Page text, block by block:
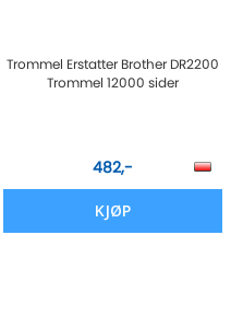
Trommel Erstatter Brother DR2200
Trommel 12000 sider
482,-
KJØP